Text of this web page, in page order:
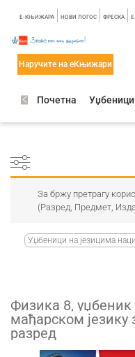
E-КЊИЖАРА НОВИ ЛОГОС ФРЕСКА
Наручите на еКњижари
Почетна Уџбеници
За бржу претрагу
(Разред, Предмет,
Уџбеници на језицима
Физика 8, уџбеник
мађарском језику
разред